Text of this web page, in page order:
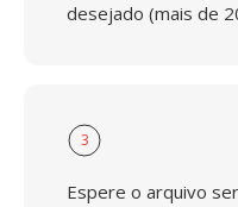
desejado (mais de
3
Espere o arquivo